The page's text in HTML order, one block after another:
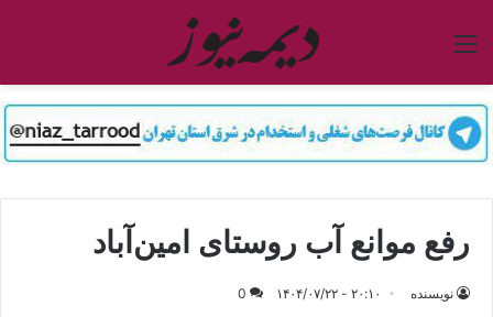
منو
رفع موانع آب روستای امین‌آباد
نویسنده ۲۰:۱۰ - ۱۴۰۴/۰۷/۲۲ 0